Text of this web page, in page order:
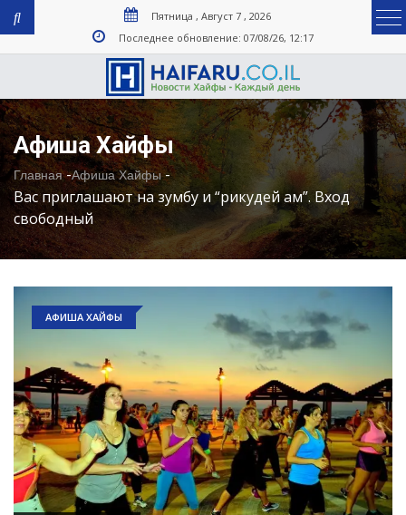
Пятница , Август 7 , 2026
Последнее обновление: 07/08/26, 12:17
Афиша Хайфы
Главная-Афиша Хайфы-
Вас приглашают на зумбу и “рикудей ам”. Вход
свободный
АФИША ХАЙФЫ